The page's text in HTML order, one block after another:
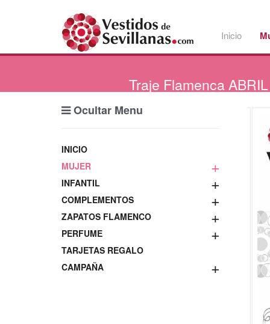
Inicio
Traje Flamenca
Ocultar Menu
INICIO
+
MUJER
+
INFANTIL
+
COMPLEMENTOS
+
ZAPATOS FLAMENCO
+
PERFUME
TARJETAS REGALO
+
CAMPAÑA